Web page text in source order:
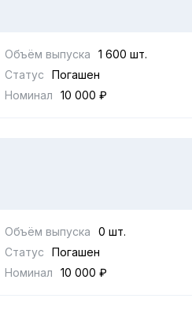
Объём выпуска
1 600 шт.
Статус
Погашен
Номинал 10 000 ₽
Объём выпуска
0 шт.
Статус
Погашен
Номинал 10 000 ₽